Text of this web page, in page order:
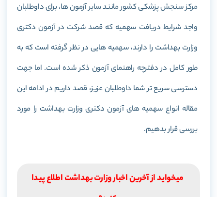
مرکز سنجش پزشکی کشور مانند سایر آزمون ها، برای داوطلبان
واجد شرایط دریافت سهمیه که قصد شرکت در آزمون دکتری
وزارت بهداشت را دارند، سهمیه هایی در نظر گرفته است که به
طور کامل در دفترچه راهنمای آزمون ذکر شده است. اما جهت
دسترسی سریع تر شما داوطلبان عزیز، قصد داریم در ادامه این
مقاله انواع سهمیه های آزمون دکتری وزارت بهداشت را مورد
بررسی قرار بدهیم.
میخواید از آخرین اخبار وزارت بهداشت اطلاع پیدا